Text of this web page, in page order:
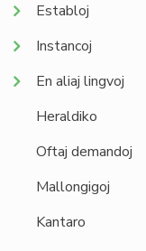
Establoj
Instancoj
En aliaj lingvoj
Heraldiko
Oftaj demandoj
Mallongigoj
Kantaro